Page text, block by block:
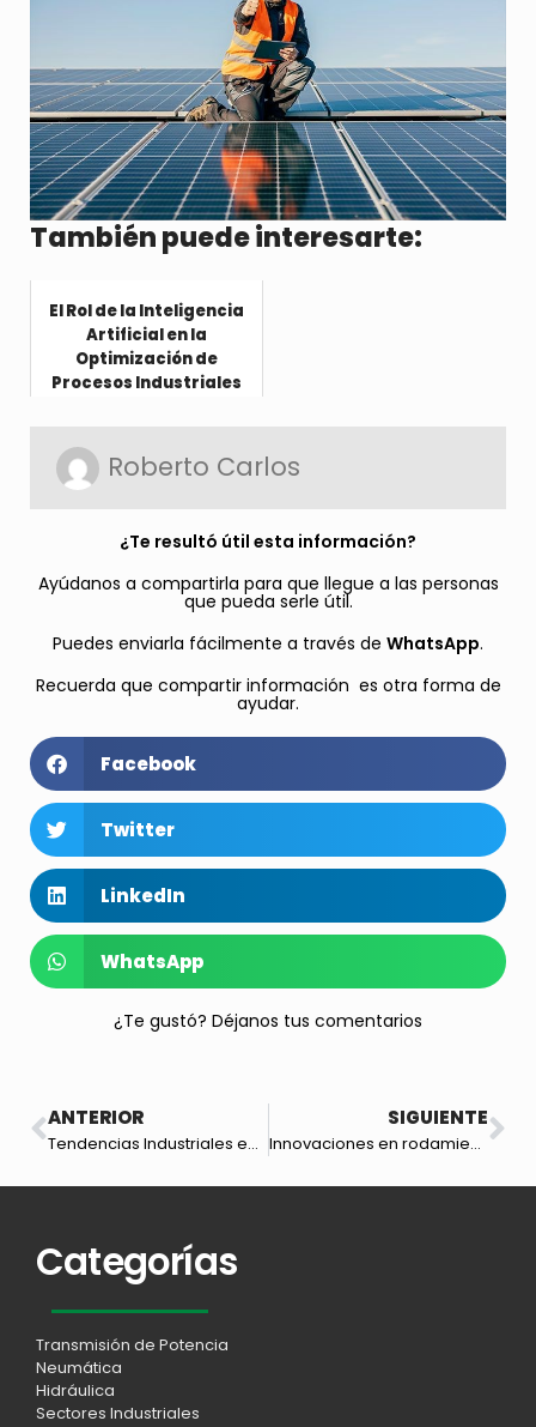
También puede interesarte:
El Rol de la Inteligencia
Artificial en la
Optimización de
Procesos Industriales
Roberto Carlos
¿Te resultó útil esta información?
Ayúdanos a compartirla para que llegue a las personas
que pueda serle útil.
Puedes enviarla fácilmente a través de WhatsApp.
Recuerda que compartir información es otra forma de
ayudar.
Facebook
Twitter
LinkedIn
WhatsApp
¿Te gustó? Déjanos tus comentarios
ANTERIOR
Tendencias Industriales en el Sector Minero en 2024
SIGUIENTE
Innovaciones en rodamientos para la industria automotriz: más allá de la línea de ensamblaje
Categorías
Transmisión de Potencia
Neumática
Hidráulica
Sectores Industriales